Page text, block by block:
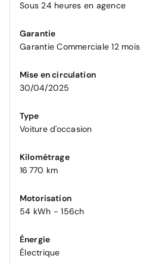
Sous 24 heures en agence
Garantie
Garantie Commerciale 12 mois
Mise en circulation
30/04/2025
Type
Voiture d'occasion
Kilométrage
16 770 km
Motorisation
54 kWh - 156ch
Énergie
Électrique